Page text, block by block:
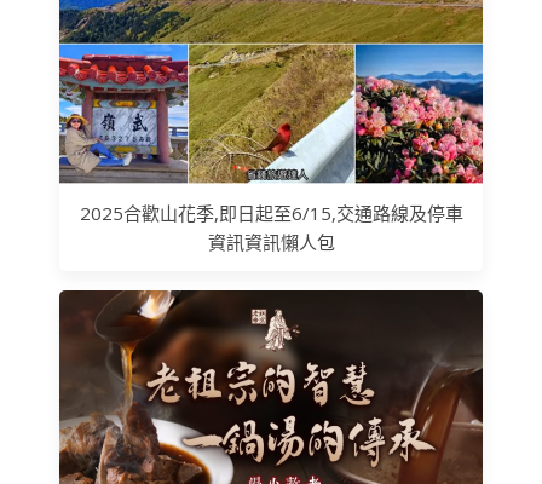
2025合歡山花季,即日起至6/15,交通路線及停車
資訊資訊懶人包